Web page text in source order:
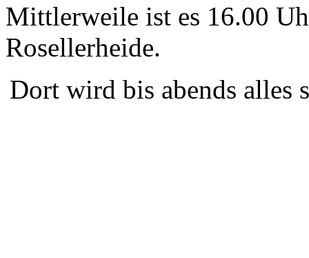
Mittlerweile ist es 16.00
Rosellerheide.
Dort wird bis abends alles